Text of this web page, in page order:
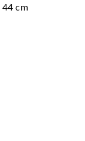
44 cm